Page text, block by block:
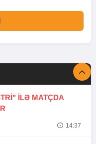
İLƏ MATÇDA
14:37